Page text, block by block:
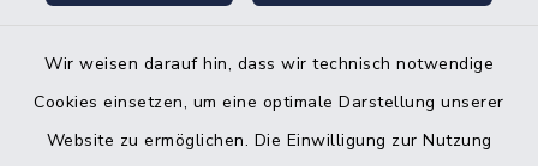
Wir weisen darauf hin, dass wir technisch notwendige
Cookies einsetzen, um eine optimale Darstellung unserer
Website zu ermöglichen. Die Einwilligung zur Nutzung